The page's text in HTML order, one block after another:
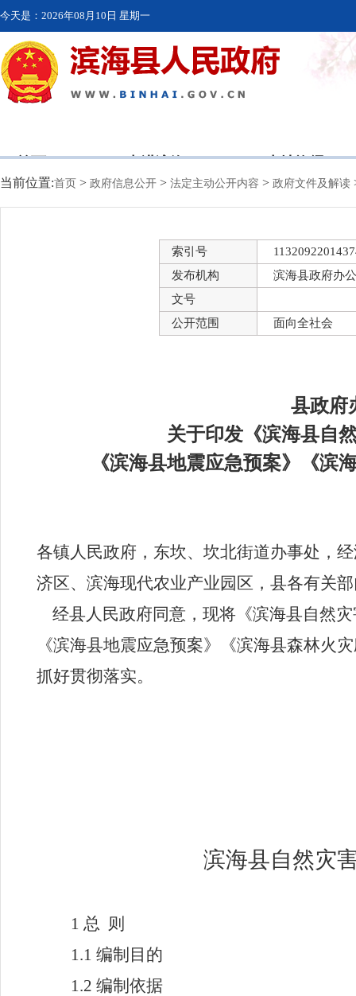
今天是： 2026年08月10日 星期一
首页 走进滨海 本地资讯
当前位置:首页 > 政府信息公开 > 法定主动公开内容 > 政府文件及解读
索引号
发布机构
滨海县政府办
文号
公开范围
面向全社会
县政府
关于印发《滨海县自
《滨海县地震应急预案》《滨
各镇人民政府，东坎、坎北街道办事处，
济区、滨海现代农业产业园区，县各有关
经县人民政府同意，现将《滨海县自然
《滨海县地震应急预案》《滨海县森林火
抓好贯彻落实。
滨海县自然灾
1 总 则
1.1 编制目的
1.2 编制依据